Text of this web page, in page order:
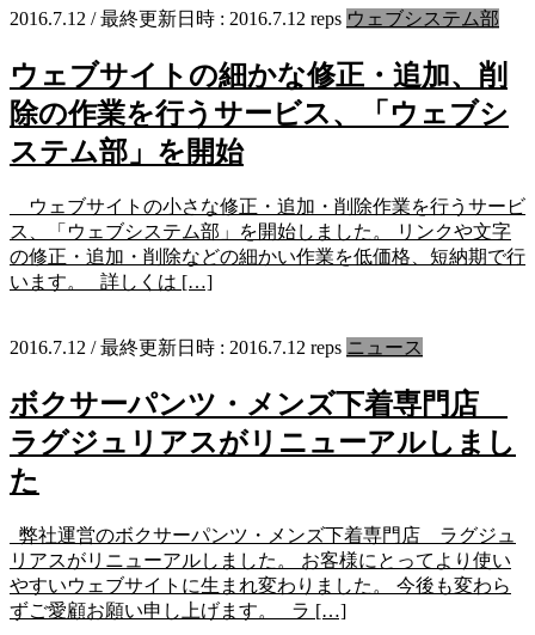
2016.7.12 / 最終更新日時 : 2016.7.12 reps ウェブシステム部
ウェブサイトの細かな修正・追加、削
除の作業を行うサービス、「ウェブシ
ステム部」を開始
ウェブサイトの小さな修正・追加・削除作業を行うサービ
ス、「ウェブシステム部」を開始しました。 リンクや文字
の修正・追加・削除などの細かい作業を低価格、短納期で行
います。 詳しくは […]
2016.7.12 / 最終更新日時 : 2016.7.12 reps ニュース
ボクサーパンツ・メンズ下着専門店
ラグジュリアスがリニューアルしまし
た
弊社運営のボクサーパンツ・メンズ下着専門店 ラグジュ
リアスがリニューアルしました。 お客様にとってより使い
やすいウェブサイトに生まれ変わりました。 今後も変わら
ずご愛顧お願い申し上げます。 ラ […]